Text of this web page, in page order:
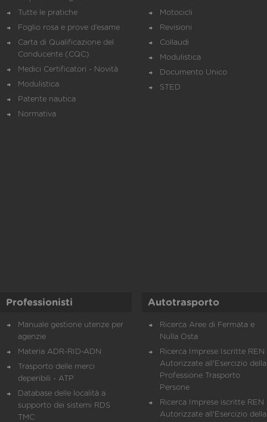
Tutte le pratiche
Foglio rosa e prove d’esame
Carta di Qualificazione del
Conducente (CQC)
Medici Certificatori - Novità
Modulistica
Patente nautica
Normativa
Motocicli
Revisioni
Collaudi
Modulistica
Documento Unico
STED
Professionisti
Manuale gestione utenze per
agenzie
Materia ADR-RID-ADN
Trasporto delle merci
deperibili - ATP
Database delle località a
supporto dei sistemi RDS
TMC
Autotrasporto
Ricerca Aree di Fermata e
Nulla Osta
Ricerca Imprese Iscritte REN
Autorizzate all'Esercizio della
Professione Trasporto
Persone
Ricerca Imprese iscritte REN
Autorizzate all'Esercizio della